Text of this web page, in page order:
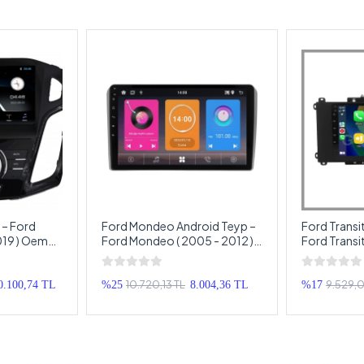
Ford
) Oem
– Ford
Teyp
TL
Ford Mondeo Android Teyp –
Ford Mondeo ( 2005 - 2012 )
Oem Android Multimedya –
Ford Mondeo Android Double
Teyp
%25 10.720,13 TL 8.004,36 TL
Ford
Ford
Android
Transit
%17